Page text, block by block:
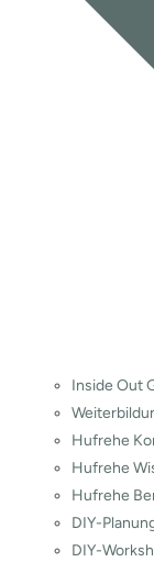
Inside Out
Hufrehe
Hufrehe
Hufrehe
DIY-
DIY-